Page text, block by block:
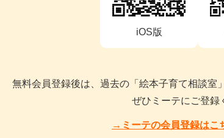
iOS版
無料会員登録後は、過去の「絵本子育て相談室
ぜひミーテにご登録
→ミーテの会員登録はこ